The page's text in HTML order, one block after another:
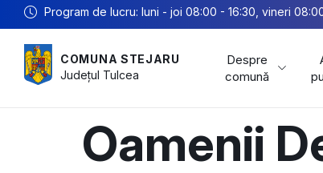
Program de lucru: luni - joi 08:00 - 16:30, vineri
COMUNA STEJARU
Județul Tulcea
Despre
comună
Oamenii